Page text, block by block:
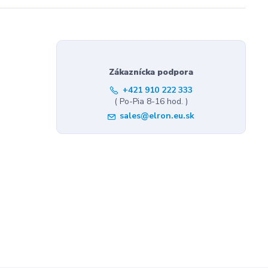
Zákaznícka podpora
+421 910 222 333
( Po-Pia 8-16 hod. )
sales@elron.eu.sk